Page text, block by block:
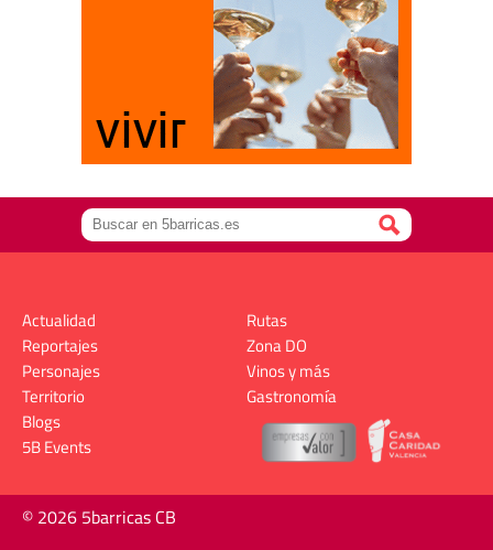
Actualidad
Reportajes
Personajes
Territorio
Rutas
Zona DO
Vinos y más
Gastronomía
Blogs
5B Events
© 2026 5barricas CB